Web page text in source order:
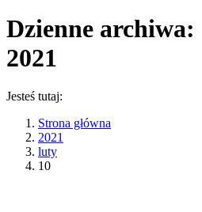
Dzienne archiwa:
2021
Jesteś tutaj:
Strona główna
2021
luty
10